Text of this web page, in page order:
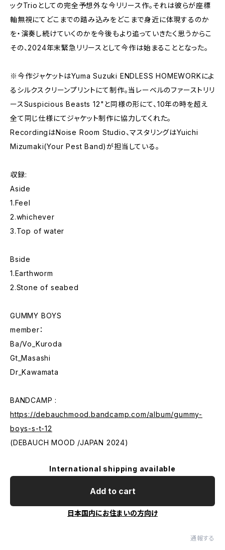
ックTrioとしての完全予想外な今リリース作。それは彼らが座標
軸無視にてどこまでの踏み込みをどこまで身近に体現するのか
を・演奏し続けていくのかを今後もより追っていきたく思うからこ
その、2024年末緊急リリースとして今作は始まることとなった。
※今作ジャケットはYuma Suzuki ENDLESS HOMEWORKによ
るシルクスクリーンプリントにて制作。当レーベルのファーストリリ
ースSuspicious Beasts 12"と同様の形にて、10年の時を超え
全て同じ仕様にてジャケット制作に協力してくれた。
RecordingはNoise Room Studio、マスタリングはYuichi
Mizumaki(Your Pest Band)が担当している。
収録:
Aside
1.Feel
2.whichever
3.Top of water
Bside
1.Earthworm
2.Stone of seabed
GUMMY BOYS
member：
Ba/Vo_Kuroda
Gt_Masashi
Dr_Kawamata
BANDCAMP :
https://debauchmood.bandcamp.com/album/gummy-
boys-s-t-12
(DEBAUCH MOOD /JAPAN 2024)
International shipping available
Add to cart
日本国内にお住まいの方向け
通報する